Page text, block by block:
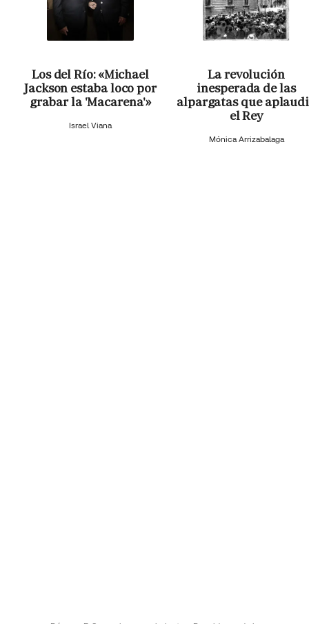
Los del Río: «Michael
Jackson estaba loco por
grabar la 'Macarena'»
Israel Viana
La revolución
inesperada de las
alpargatas que
el Rey
Mónica Arrizabalaga